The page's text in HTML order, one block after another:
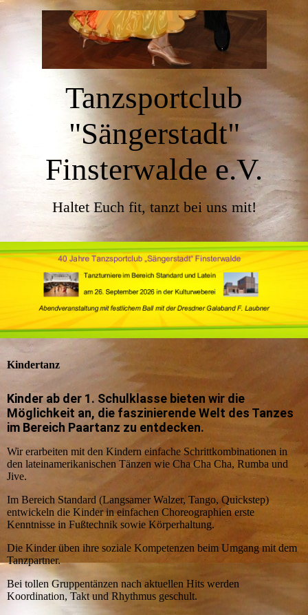
Tanzsportclub
"Sängerstadt"
Finsterwalde e.V.
Haltet Euch fit, tanzt bei uns mit!
Kindertanz
Kinder ab der 1. Schulklasse bieten wir die
Möglichkeit an, die faszinierende Welt des Tanzes
im Bereich Paartanz zu entdecken.
Wir erarbeiten mit den Kindern einfache Schrittkombinationen in
den lateinamerikanischen Tänzen wie Cha Cha Cha, Rumba und
Jive.
Im Bereich Standard (Langsamer Walzer, Tango, Quickstep)
entwickeln die Kinder in einfachen Choreographien erste
Kenntnisse in Fußtechnik sowie Körperhaltung.
Die Kinder üben ihre soziale Kompetenzen beim Umgang mit dem
Tanzpartner.
Bei tollen Gruppentänzen nach aktuellen Hits werden
Koordination, Takt und Rhythmus geschult.